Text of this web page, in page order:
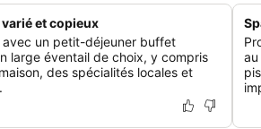
et copieux
avec un petit-déjeuner buffet
large éventail de choix, y compris
des spécialités locales et